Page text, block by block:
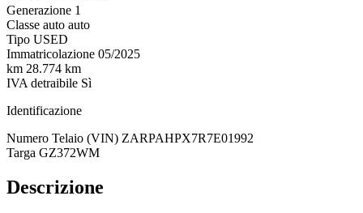
Generazione 1
Classe auto auto
Tipo USED
Immatricolazione 05/2025
km 28.774 km
IVA detraibile Sì
Identificazione
Numero Telaio (VIN) ZARPAHPX7R7E01992
Targa GZ372WM
Descrizione